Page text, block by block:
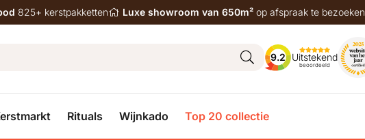
825+ kerstpakketten Luxe showroom van 650m² op afspraak te bezoeken
9.2 Uitstekend
beoordeeld
Rituals Wijnkado Top 20 collectie